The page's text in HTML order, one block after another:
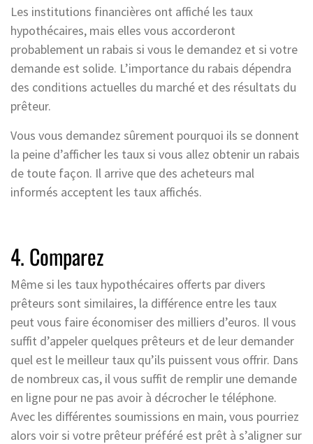
Les institutions financières ont affiché les taux
hypothécaires, mais elles vous accorderont
probablement un rabais si vous le demandez et si votre
demande est solide. L’importance du rabais dépendra
des conditions actuelles du marché et des résultats du
prêteur.
Vous vous demandez sûrement pourquoi ils se donnent
la peine d’afficher les taux si vous allez obtenir un rabais
de toute façon. Il arrive que des acheteurs mal
informés acceptent les taux affichés.
4. Comparez
Même si les taux hypothécaires offerts par divers
prêteurs sont similaires, la différence entre les taux
peut vous faire économiser des milliers d’euros. Il vous
suffit d’appeler quelques prêteurs et de leur demander
quel est le meilleur taux qu’ils puissent vous offrir. Dans
de nombreux cas, il vous suffit de remplir une demande
en ligne pour ne pas avoir à décrocher le téléphone.
Avec les différentes soumissions en main, vous pourriez
alors voir si votre prêteur préféré est prêt à s’aligner sur